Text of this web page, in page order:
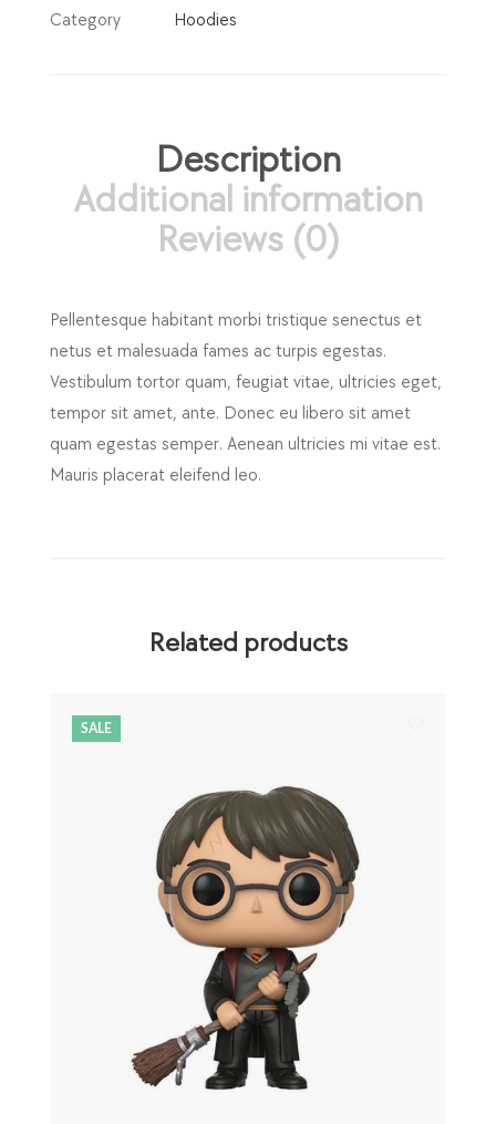
Category
Hoodies
Description
Additional information
Reviews (0)
Pellentesque habitant morbi tristique senectus et
netus et malesuada fames ac turpis egestas.
Vestibulum tortor quam, feugiat vitae, ultricies eget,
tempor sit amet, ante. Donec eu libero sit amet
quam egestas semper. Aenean ultricies mi vitae est.
Mauris placerat eleifend leo.
Related products
SALE